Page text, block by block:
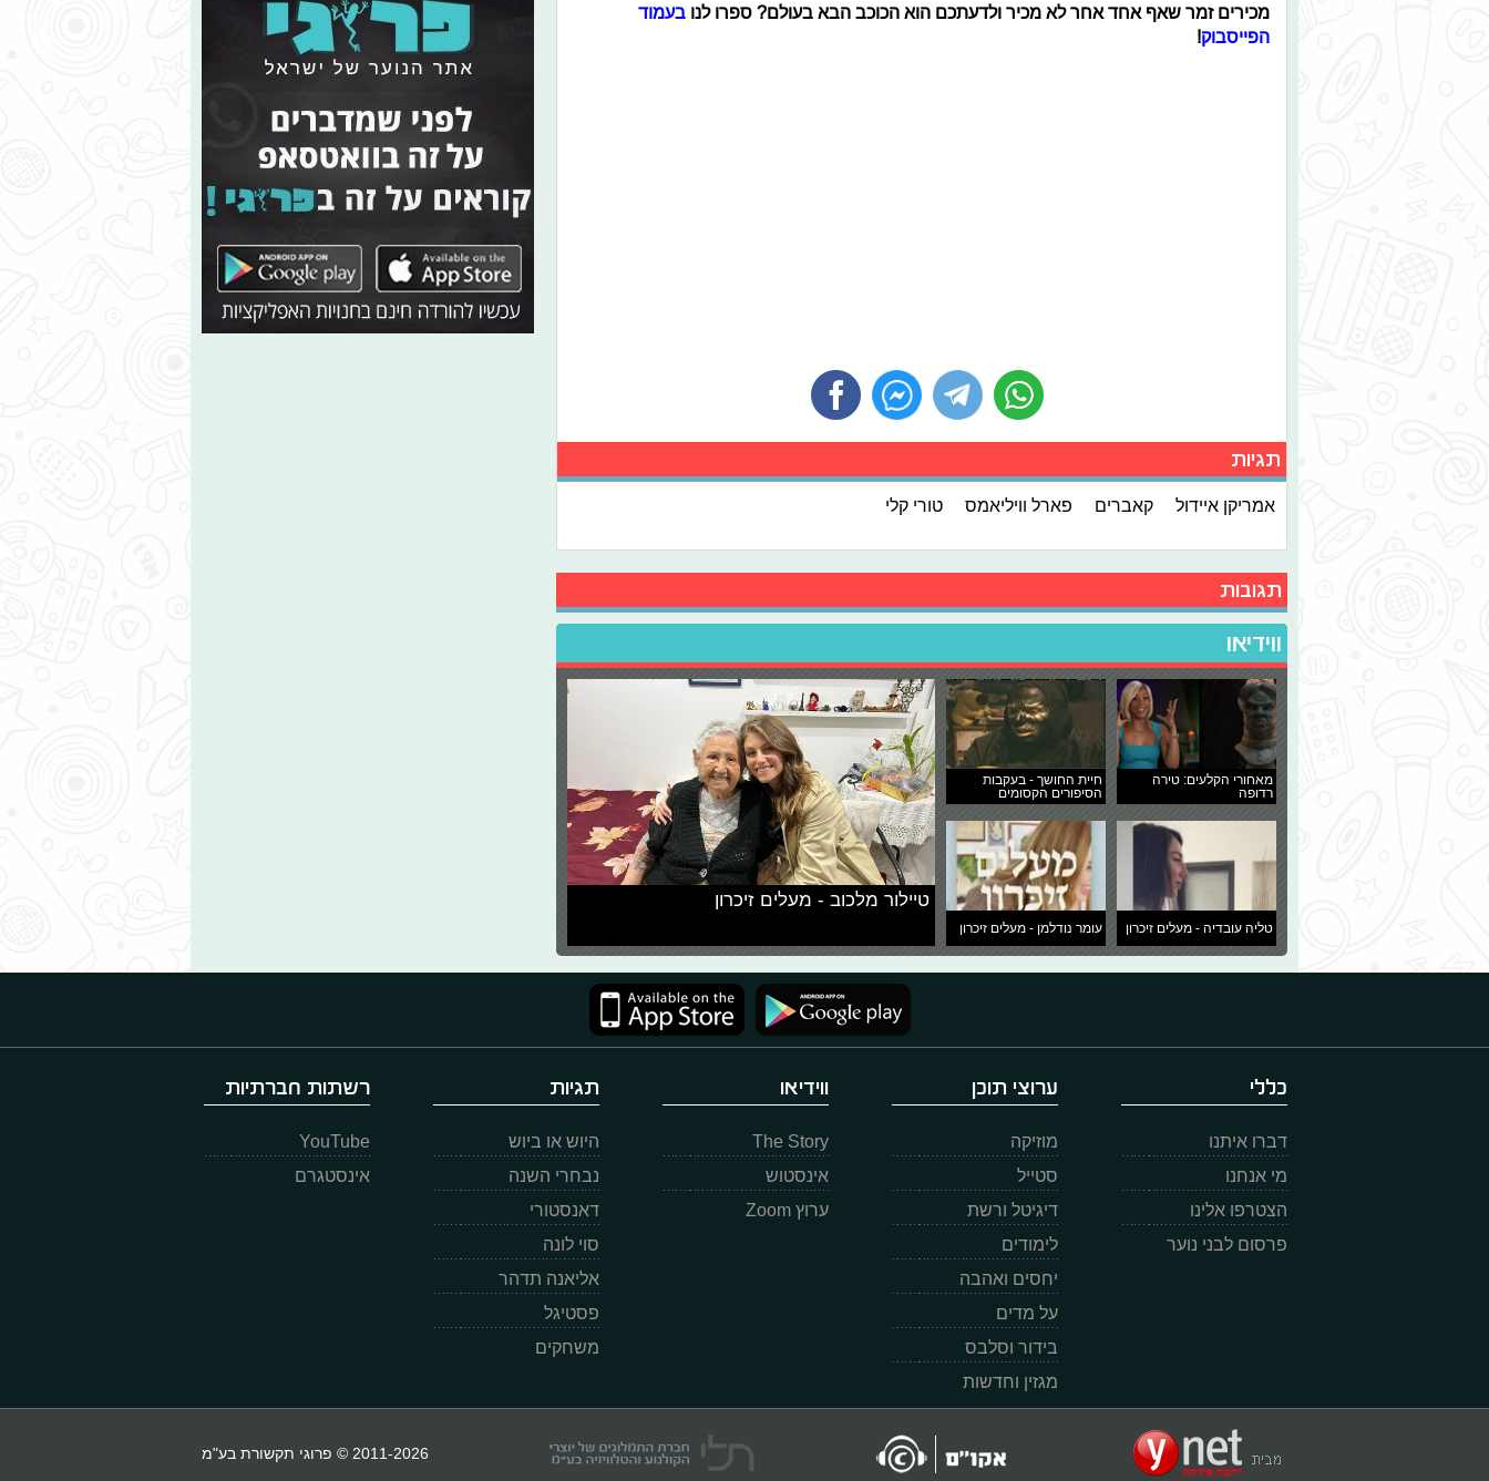
מכירים זמר שאף אחד אחר לא מכיר ולדעתכם הוא הכוכב הבא בעולם? ספרו לנו בעמוד
הפייסבוק!
תגיות
אמריקן איידול קאברים פארל וויליאמס טורי קלי
תגובות
ווידיאו
מאחורי הקלעים: טירה
רדופה
חיית החושך - בעקבות
הסיפורים הקסומים
טליה עובדיה - מעלים זיכרון עומר נודלמן - מעלים זיכרון
טיילור מלכוב - מעלים זיכרון
כללי
דברו איתנו
מי אנחנו
הצטרפו אלינו
פרסום לבני נוער
ערוצי תוכן
מוזיקה
סטייל
דיגיטל ורשת
לימודים
יחסים ואהבה
על מדים
בידור וסלבס
מגזין וחדשות
ווידיאו
The Story
אינסטוש
ערוץ Zoom
תגיות
היוש או ביוש
נבחרי השנה
דאנסטורי
סוי לונה
אליאנה תדהר
פסטיגל
משחקים
רשתות חברתיות
YouTube
אינסטגרם
2011-2026 © פרוגי תקשורת בע"מ